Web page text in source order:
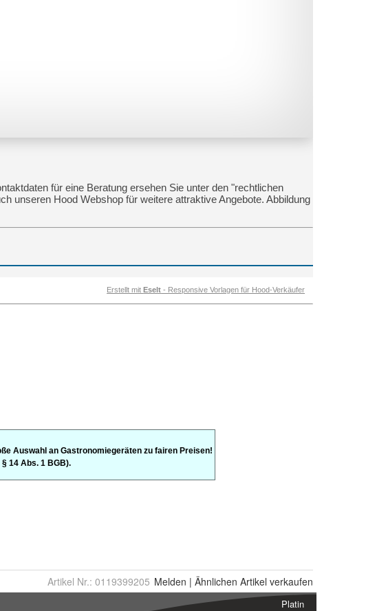
Artikel Nr.: 0119399205 Melden | Ähnlichen Artikel verkaufen
Platin